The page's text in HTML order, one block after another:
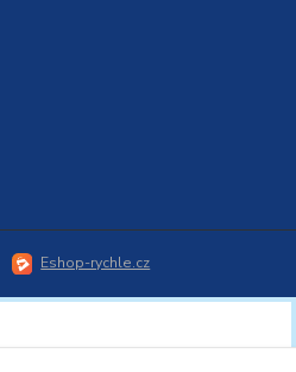
Eshop-rychle.cz